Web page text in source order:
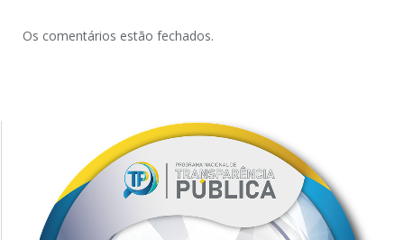
Os comentários estão fechados.